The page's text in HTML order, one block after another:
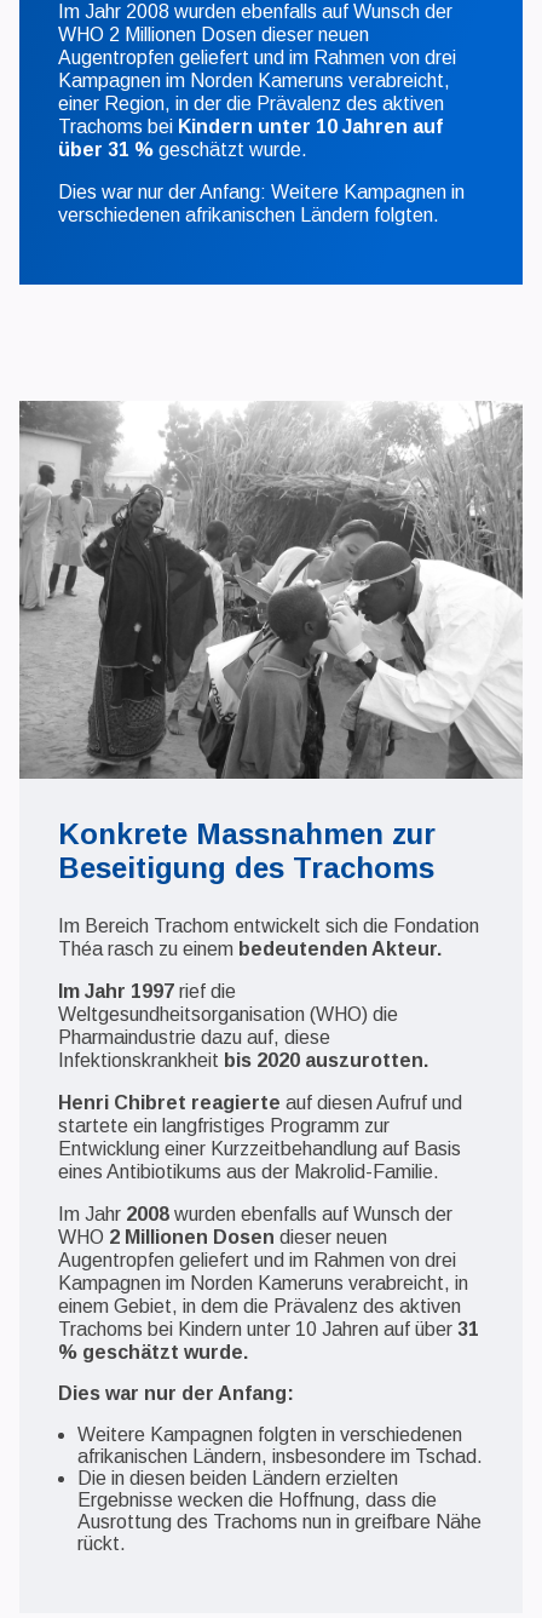
Im Jahr 2008 wurden ebenfalls auf Wunsch der
WHO 2 Millionen Dosen dieser neuen
Augentropfen geliefert und im Rahmen von drei
Kampagnen im Norden Kameruns verabreicht,
einer Region, in der die Prävalenz des aktiven
Trachoms bei Kindern unter 10 Jahren auf
über 31 % geschätzt wurde.
Dies war nur der Anfang: Weitere Kampagnen in
verschiedenen afrikanischen Ländern folgten.
Konkrete Massnahmen zur
Beseitigung des Trachoms
Im Bereich Trachom entwickelt sich die Fondation
Théa rasch zu einem bedeutenden Akteur.
Im Jahr 1997 rief die
Weltgesundheitsorganisation (WHO) die
Pharmaindustrie dazu auf, diese
Infektionskrankheit bis 2020 auszurotten.
Henri Chibret reagierte auf diesen Aufruf und
startete ein langfristiges Programm zur
Entwicklung einer Kurzzeitbehandlung auf Basis
eines Antibiotikums aus der Makrolid-Familie.
Im Jahr 2008 wurden ebenfalls auf Wunsch der
WHO 2 Millionen Dosen dieser neuen
Augentropfen geliefert und im Rahmen von drei
Kampagnen im Norden Kameruns verabreicht, in
einem Gebiet, in dem die Prävalenz des aktiven
Trachoms bei Kindern unter 10 Jahren auf über 31
% geschätzt wurde.
Dies war nur der Anfang:
Weitere Kampagnen folgten in verschiedenen
afrikanischen Ländern, insbesondere im Tschad.
Die in diesen beiden Ländern erzielten
Ergebnisse wecken die Hoffnung, dass die
Ausrottung des Trachoms nun in greifbare Nähe
rückt.